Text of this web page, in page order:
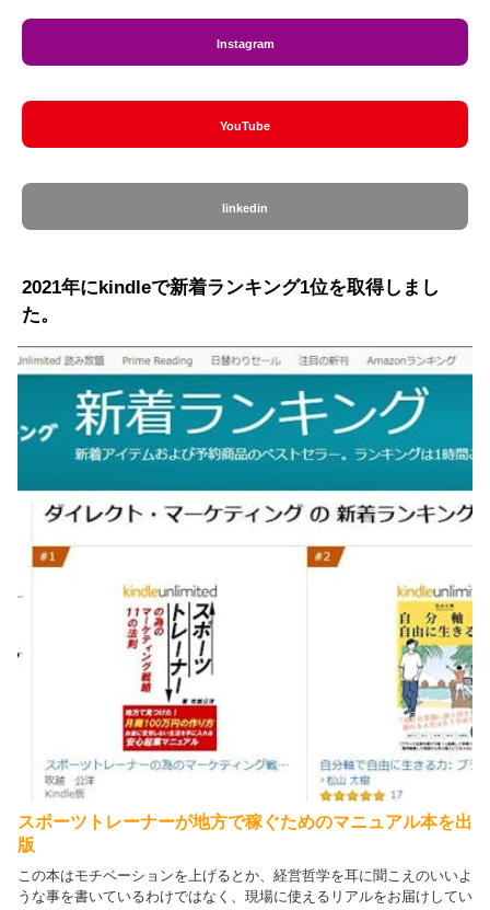
Instagram
YouTube
linkedin
2021年にkindleで新着ランキング1位を取得しまし
た。
スポーツトレーナーが地方で稼ぐためのマニュアル本を出
版
この本はモチベーションを上げるとか、経営哲学を耳に聞こえのいいよ
うな事を書いているわけではなく、現場に使えるリアルをお届けしてい